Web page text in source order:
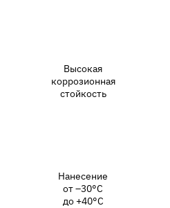
Высокая
коррозионная
стойкость
Нанесение
от –30°С
до +40°С